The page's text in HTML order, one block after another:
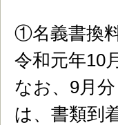
①名義書換
令和元年10
なお、9月
は、書類到